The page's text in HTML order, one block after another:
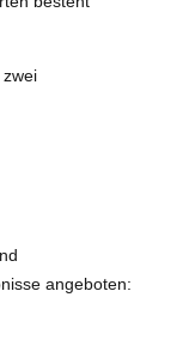
angeboten: